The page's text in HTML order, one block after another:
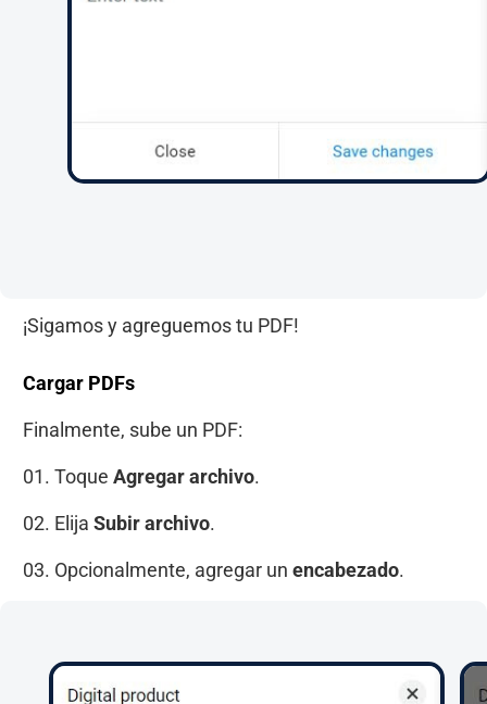
¡Sigamos y agreguemos tu PDF!
Cargar PDFs
Finalmente, sube un PDF:
01. Toque Agregar archivo.
02. Elija Subir archivo.
03. Opcionalmente, agregar un encabezado.